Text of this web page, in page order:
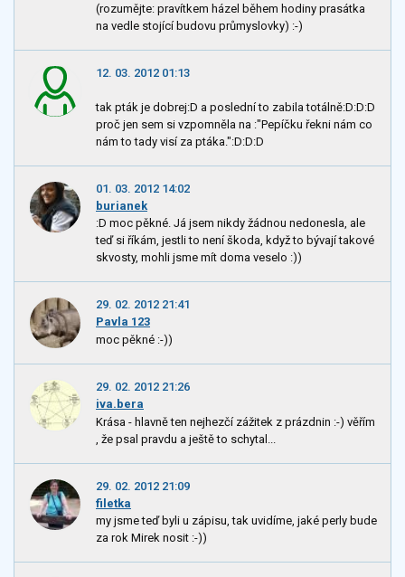
(rozumějte: pravítkem házel během hodiny prasátka
na vedle stojící budovu průmyslovky) :-)
12. 03. 2012 01:13
tak pták je dobrej:D a poslední to zabila totálně:D:D:D
proč jen sem si vzpomněla na :"Pepíčku řekni nám co
nám to tady visí za ptáka.":D:D:D
01. 03. 2012 14:02
burianek
:D moc pěkné. Já jsem nikdy žádnou nedonesla, ale
teď si říkám, jestli to není škoda, když to bývají takové
skvosty, mohli jsme mít doma veselo :))
29. 02. 2012 21:41
Pavla 123
moc pěkné :-))
29. 02. 2012 21:26
iva.bera
Krása - hlavně ten nejhezčí zážitek z prázdnin :-) věřím
, že psal pravdu a ještě to schytal...
29. 02. 2012 21:09
filetka
my jsme teď byli u zápisu, tak uvidíme, jaké perly bude
za rok Mirek nosit :-))